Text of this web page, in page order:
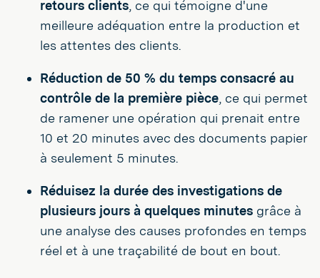
retours clients, ce qui témoigne d'une
meilleure adéquation entre la production et
les attentes des clients.
Réduction de 50 % du temps consacré au
contrôle de la première pièce, ce qui permet
de ramener une opération qui prenait entre
10 et 20 minutes avec des documents papier
à seulement 5 minutes.
Réduisez la durée des investigations de
plusieurs jours à quelques minutes grâce à
une analyse des causes profondes en temps
réel et à une traçabilité de bout en bout.